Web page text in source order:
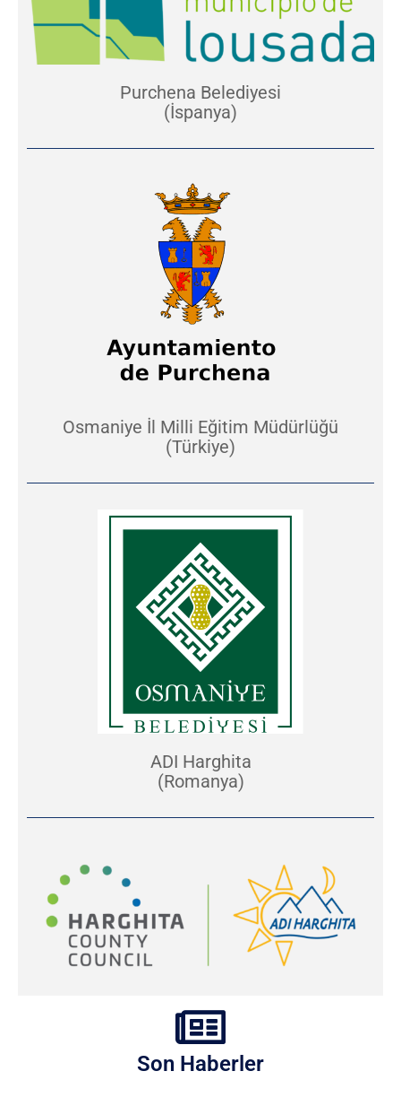
Purchena Belediyesi
(İspanya)
Osmaniye İl Milli Eğitim Müdürlüğü
(Türkiye)
ADI Harghita
(Romanya)
Son Haberler